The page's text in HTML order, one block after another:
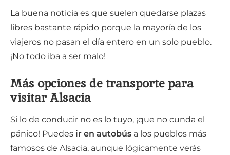
La buena noticia es que suelen quedarse plazas
libres bastante rápido porque la mayoría de los
viajeros no pasan el día entero en un solo pueblo.
¡No todo iba a ser malo!
Más opciones de transporte para
visitar Alsacia
Si lo de conducir no es lo tuyo, ¡que no cunda el
pánico! Puedes ir en autobús a los pueblos más
famosos de Alsacia, aunque lógicamente verás